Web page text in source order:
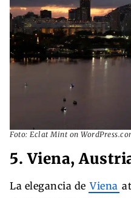
Foto: Eclat Mint on
5. Viena,
La elegancia de Viena